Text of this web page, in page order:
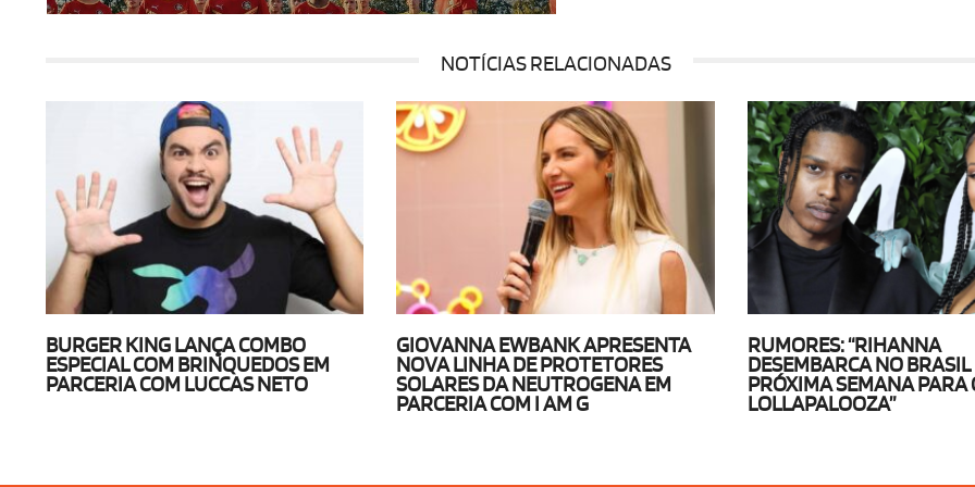
NOTÍCIAS RELACIONADAS
BURGER KING LANÇA COMBO
ESPECIAL COM BRINQUEDOS EM
PARCERIA COM LUCCAS NETO
GIOVANNA EWBANK APRESENTA
NOVA LINHA DE PROTETORES
SOLARES DA NEUTROGENA EM
PARCERIA COM I AM G
RUMORES: “RIHANNA
DESEMBARCA NO
PRÓXIMA SEMANA PARA
LOLLAPALOOZA”